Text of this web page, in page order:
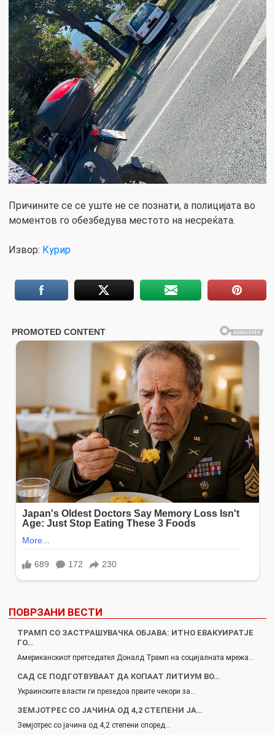
Причините се се уште не се познати, а полицијата во
моментов го обезбедува местото на несреќата.
Извор: Курир
ПОВРЗАНИ ВЕСТИ
ТРАМП СО ЗАСТРАШУВАЧКА ОБЈАВА: ИТНО ЕВАКУИРАТЈЕ
ГО…
Американскиот претседател Доналд Трамп на социјалната мрежа…
САД СЕ ПОДГОТВУВААТ ДА КОПААТ ЛИТИУМ ВО…
Украинските власти ги презедоа првите чекори за…
ЗЕМЈОТРЕС СО ЈАЧИНА ОД 4,2 СТЕПЕНИ ЈА…
Земјотрес со јачина од 4,2 степени според…